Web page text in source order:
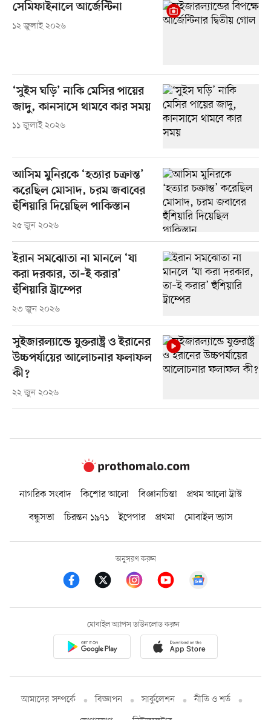
সেমিফাইনালে আর্জেন্টিনা
১২ জুলাই ২০২৬
‘সুইস ঘড়ি’ নাকি মেসির পায়ের
জাদু, কানসাসে থামবে কার সময়
১১ জুলাই ২০২৬
আসিম মুনিরকে ‘হত্যার চক্রান্ত’
করেছিল মোসাদ, চরম জবাবের
হুঁশিয়ারি দিয়েছিল পাকিস্তান
২৫ জুন ২০২৬
ইরান সমঝোতা না মানলে ‘যা
করা দরকার, তা–ই করার’
হুঁশিয়ারি ট্রাম্পের
২৩ জুন ২০২৬
সুইজারল্যান্ডে যুক্তরাষ্ট্র ও ইরানের
উচ্চপর্যায়ের আলোচনার ফলাফল
কী?
২২ জুন ২০২৬
নাগরিক সংবাদ কিশোর আলো বিজ্ঞানচিন্তা
প্রথম আলো ট্রাস্ট
বন্ধুসভা
চিরন্তন ১৯৭১ ইপেপার প্রথমা মোবাইল ভ্যাস
অনুসরণ করুন
মোবাইল অ্যাপস ডাউনলোড করুন
আমাদের সম্পর্কে বিজ্ঞাপন সার্কুলেশন
নীতি ও শর্ত